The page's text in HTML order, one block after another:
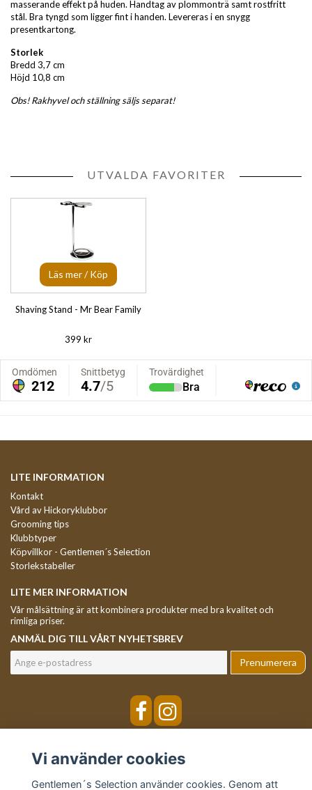
masserande effekt på huden. Handtag av plommonträ samt rostfritt
stål. Bra tyngd som ligger fint i handen. Levereras i en snygg
presentkartong.
Storlek
Bredd 3,7 cm
Höjd 10,8 cm
Obs! Rakhyvel och ställning säljs separat!
UTVALDA FAVORITER
Läs mer / Köp
Shaving Stand - Mr Bear Family
399 kr
LITE INFORMATION
Kontakt
Vård av Hickoryklubbor
Grooming tips
Klubbtyper
Köpvillkor - Gentlemen´s Selection
Storlekstabeller
LITE MER INFORMATION
Vår målsättning är att kombinera produkter med bra kvalitet och
rimliga priser.
ANMÄL DIG TILL VÅRT NYHETSBREV
Prenumerera
Vi använder cookies
Gentlemen´s Selection använder cookies. Genom att